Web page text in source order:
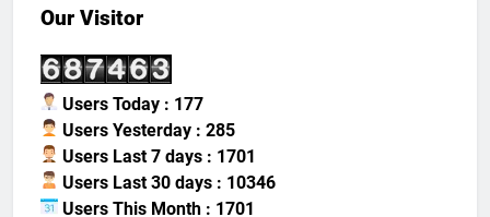
Our Visitor
Users Today : 177
Users Yesterday : 285
Users Last 7 days : 1701
Users Last 30 days : 10346
Users This Month : 1701